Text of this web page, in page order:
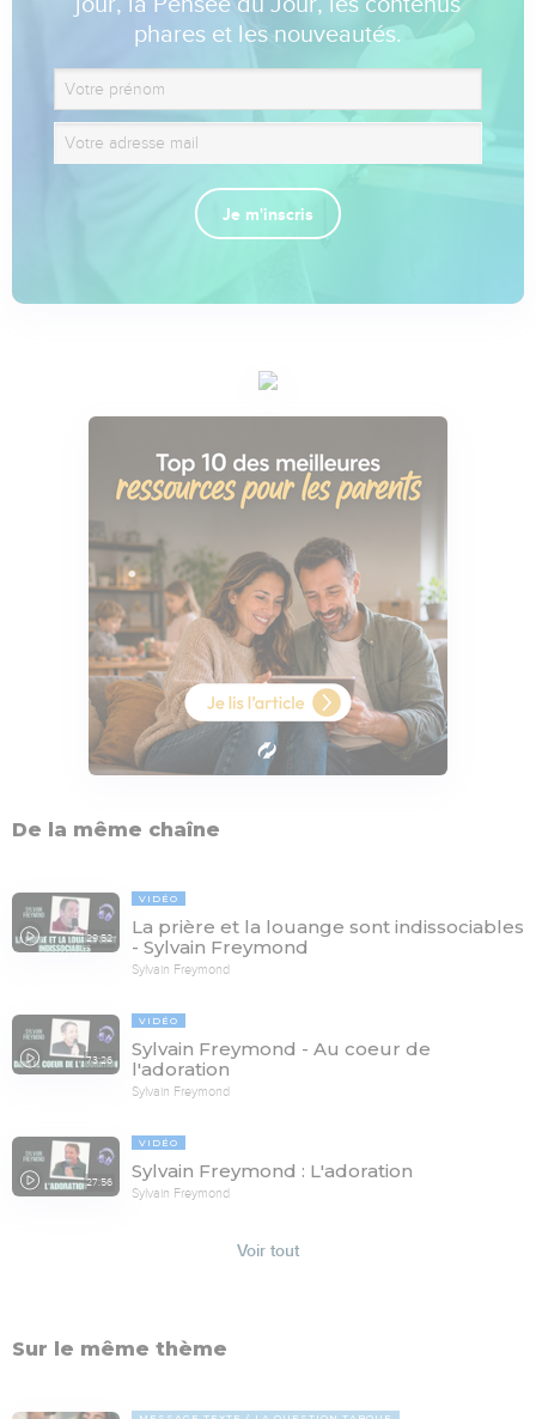
jour, la Pensée du Jour, les contenus
phares et les nouveautés.
Je m'inscris
De la même chaîne
29:52
VIDÉO
La prière et la louange sont indissociables
- Sylvain Freymond
Sylvain Freymond
73:26
VIDÉO
Sylvain Freymond - Au coeur de
l'adoration
Sylvain Freymond
27:56
VIDÉO
Sylvain Freymond : L'adoration
Sylvain Freymond
Voir tout
Sur le même thème